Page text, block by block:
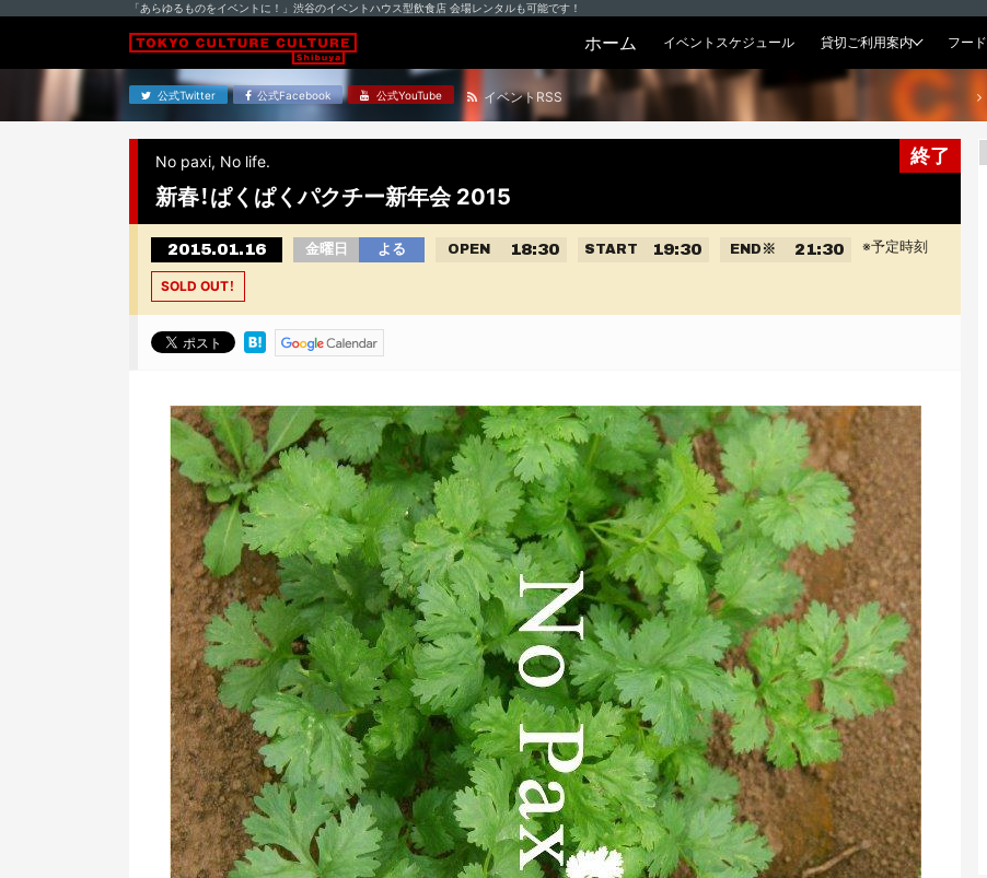
「あらゆるものをイベントに！」渋谷のイベントハウス型飲食店 会場レンタルも可能です！
ホーム イベントスケジュール 貸切ご利用案内 フード
公式Twitter 公式Facebook 公式YouTube イベントRSS
終了
No paxi, No life.
新春！ぱくぱくパクチー新年会 2015
2015.01.16 金曜日 よる OPEN 18:30 START 19:30 END ※ 21:30 ※予定時刻
SOLD OUT！